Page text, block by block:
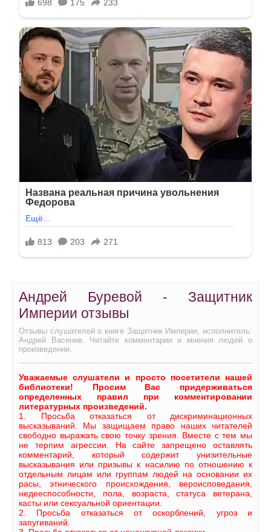
Андрей Буревой - Защитник
Империи отзывы
Отзывы слушателей о книге Защитник Империи, исполнитель:
Андрей Васенев. Читайте комментарии и мнения людей о
произведении.
Уважаемые слушатели и просто посетители нашей
библиотеки! Просим Вас придерживаться
определенных правил при комментировании
литературных произведений.
1. Просьба отказаться от дискриминационных
высказываний. Мы защищаем право наших читателей
свободно выражать свою точку зрения. Вместе с тем мы
не терпим агрессии. На сайте запрещено оставлять
комментарий, который содержит унизительные
высказывания или призывы к насилию по отношению к
отдельным лицам или группам людей на основании их
расы, этнического происхождения, вероисповедания,
недееспособности, пола, возраста, статуса ветерана,
касты или сексуальной ориентации.
2. Просьба отказаться от оскорблений, угроз и
запугиваний.